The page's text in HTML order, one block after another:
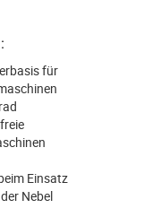
für
Einsatz
Nebel